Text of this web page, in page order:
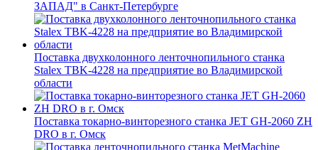
ЗАПАД" в Санкт-Петербурге
Поставка двухколонного ленточнопильного станка
Stalex TBK-4228 на предприятие во Владимирской
области
Поставка токарно-винторезного станка JET GH-2060 ZH
DRO в г. Омск